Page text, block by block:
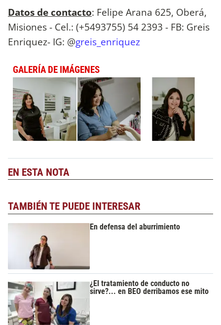
Datos de contacto: Felipe Arana 625, Oberá,
Misiones - Cel.: (+5493755) 54 2393 - FB: Greis
Enriquez- IG: @greis_enriquez
GALERÍA DE IMÁGENES
EN ESTA NOTA
TAMBIÉN TE PUEDE INTERESAR
En defensa del aburrimiento
¿El tratamiento de conducto no
sirve?... en BEO derribamos ese mito